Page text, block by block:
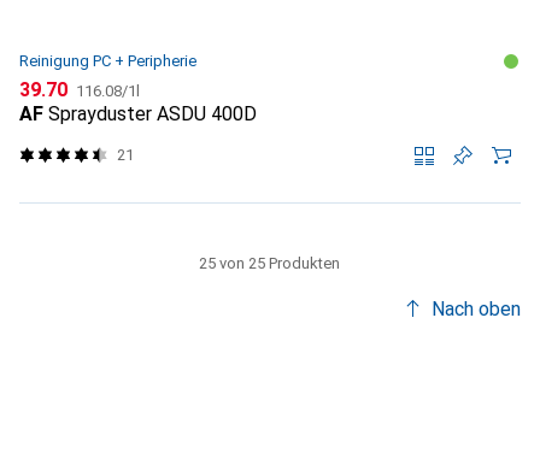
Reinigung PC + Peripherie
CHF
39.70 CHF
116.08/1l
AF Sprayduster ASDU 400D
21
25 von 25 Produkten
Nach oben